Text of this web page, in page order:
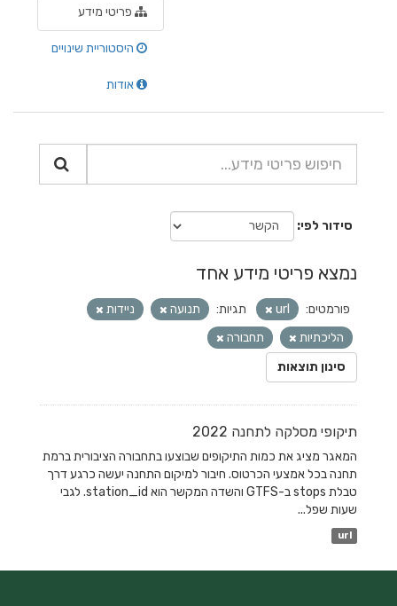
פריטי מידע
היסטוריית שינויים
אודות
סידור לפי
נמצא פריטי מידע אחד
פורמטים: url תגיות: תנועה
ניידות
הליכתיות
תחבורה
סינון תוצאות
תיקופי מסלקה לתחנה 2022
המאגר מציג את כמות התיקופים שבוצעו בתחבורה הציבורית ברמת
תחנה בכל אמצעי הכרטוס. חיבור למיקום התחנה יעשה כרגע דרך
טבלת stops ב-GTFS והשדה המקשר הוא station_id. לגבי
שעות שפל...
url